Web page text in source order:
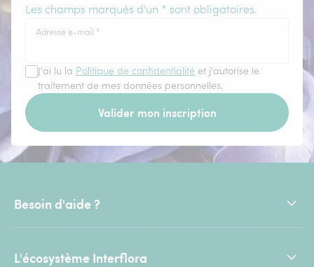
Les champs marqués d'un * sont obligatoires.
Adresse e-mail *
J'ai lu la Politique de confidentialité et j'autorise le
traitement de mes données personnelles.
Valider mon inscription
Besoin d'aide ?
L'écosystème Interflora